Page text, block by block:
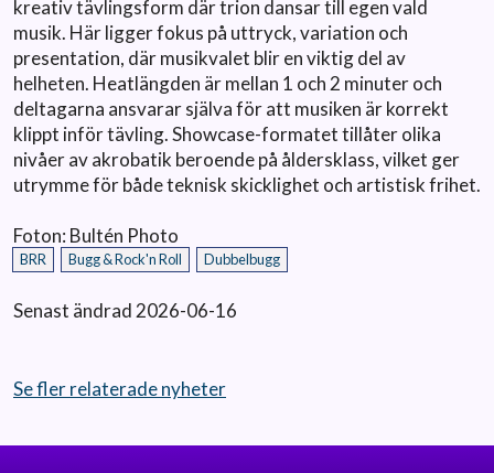
kreativ tävlingsform där trion dansar till egen vald
musik. Här ligger fokus på uttryck, variation och
presentation, där musikvalet blir en viktig del av
helheten. Heatlängden är mellan 1 och 2 minuter och
deltagarna ansvarar själva för att musiken är korrekt
klippt inför tävling. Showcase-formatet tillåter olika
nivåer av akrobatik beroende på åldersklass, vilket ger
utrymme för både teknisk skicklighet och artistisk frihet.
Foton: Bultén Photo
BRR Bugg & Rock'n Roll Dubbelbugg
Senast ändrad 2026-06-16
Se fler relaterade nyheter